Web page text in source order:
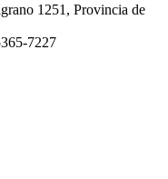
1251, Provincia de
7227